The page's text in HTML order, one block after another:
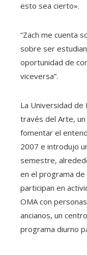
esto sea cierto».
“Zach me cuenta
sobre ser
oportunidad de
viceversa”.
La Universidad de
través del Arte,
fomentar el
2007 e introdujo
semestre,
en el programa
participan en
OMA con
ancianos, un
programa diurno